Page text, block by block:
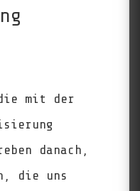
mit der
danach,
die uns